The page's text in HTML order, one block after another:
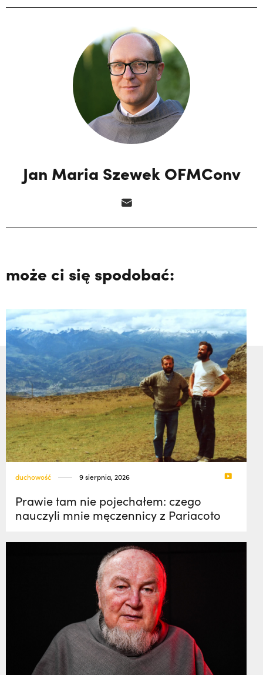
Jan Maria Szewek OFMConv
może ci się spodobać:
duchowość 9 sierpnia, 2026
Prawie tam nie pojechałem: czego
nauczyli mnie męczennicy z Pariacoto